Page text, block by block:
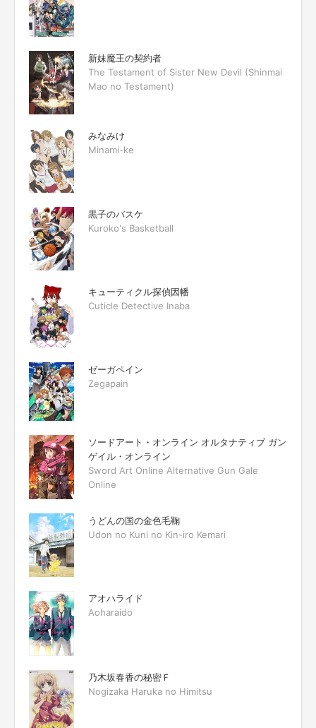
新妹魔王の契約者
The Testament of Sister New Devil (Shinmai
Mao no Testament)
みなみけ
Minami-ke
黒子のバスケ
Kuroko's Basketball
キューティクル探偵因幡
Cuticle Detective Inaba
ゼーガペイン
Zegapain
ソードアート・オンライン オルタナティブ ガン
ゲイル・オンライン
Sword Art Online Alternative Gun Gale
Online
うどんの国の金色毛鞠
Udon no Kuni no Kin-iro Kemari
アオハライド
Aoharaido
乃木坂春香の秘密Ｆ
Nogizaka Haruka no Himitsu